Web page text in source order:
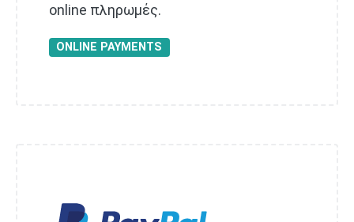
online πληρωμές.
ONLINE PAYMENTS